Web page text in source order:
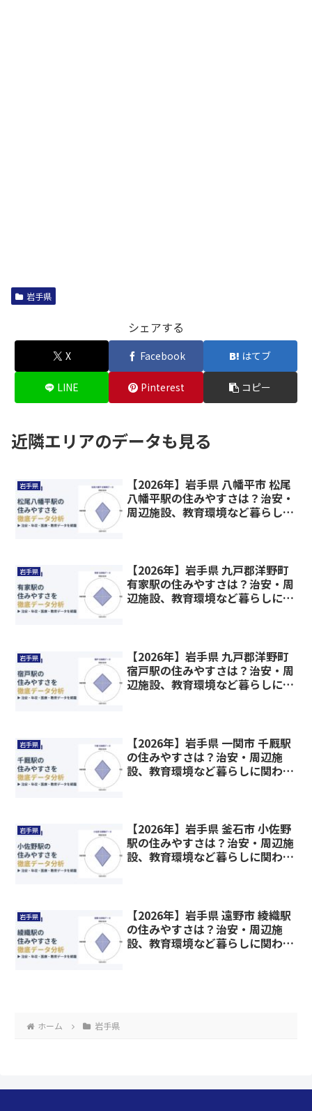
岩手県
シェアする
X Facebook はてブ
LINE Pinterest コピー
近隣エリアのデータも見る
岩手県
【2026年】岩手県 八幡平市 松尾
八幡平駅の住みやすさは？治安・
周辺施設、教育環境など暮らしに
岩手県
【2026年】岩手県 九戸郡洋野町
有家駅の住みやすさは？治安・周
辺施設、教育環境など暮らしに関
岩手県
【2026年】岩手県 九戸郡洋野町
宿戸駅の住みやすさは？治安・周
辺施設、教育環境など暮らしに関
岩手県
【2026年】岩手県 一関市 千厩駅
の住みやすさは？治安・周辺施
設、教育環境など暮らしに関わる
岩手県
【2026年】岩手県 釜石市 小佐野
駅の住みやすさは？治安・周辺施
設、教育環境など暮らしに関わる
岩手県
【2026年】岩手県 遠野市 綾織駅
の住みやすさは？治安・周辺施
設、教育環境など暮らしに関わる
ホーム 岩手県